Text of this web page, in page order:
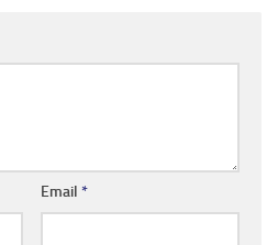
Email *